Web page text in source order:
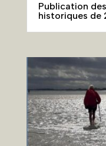
Publication
historiques de